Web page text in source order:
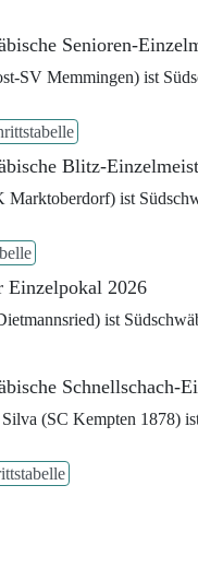
Senioren-
SV Memmingen) ist
Blitz-
ist
Einzelpokal 2026
ist
Schnellschach-
(SC Kempten 1878)